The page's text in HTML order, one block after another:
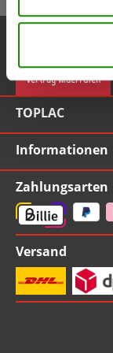
Vertrag widerrufen
TOPLAC
Informationen
Zahlungsarten
Versand